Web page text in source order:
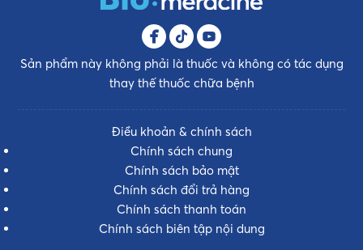
Sản phẩm này không phải là thuốc và không có tác dụng
thay thế thuốc chữa bệnh
Điều khoản & chính sách
Chính sách chung
Chính sách bảo mật
Chính sách đổi trả hàng
Chính sách thanh toán
Chính sách biên tập nội dung